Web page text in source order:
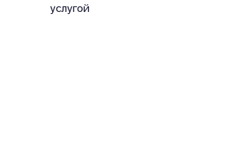
услугой